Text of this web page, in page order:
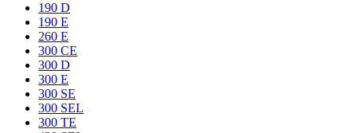
190 D
190 E
260 E
300 CE
300 D
300 E
300 SE
300 SEL
300 TE